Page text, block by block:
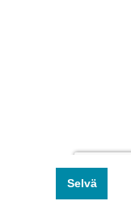
Selvä